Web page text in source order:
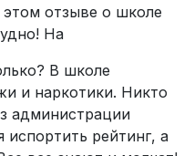
отзыве о школе
На
В школе
и наркотики. Никто
администрации
испортить рейтинг, а